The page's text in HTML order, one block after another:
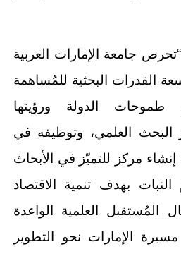
جامعة الإمارات العربية
القدرات البحثية للمُساهمة
الدولة ورؤيتها
البحث العلمي، وتوظيفه في
مركز للتميّز في الأبحاث
النبات بهدف تنمية الاقتصاد
المُستقبل العلمية الواعدة
الإمارات نحو التطوير